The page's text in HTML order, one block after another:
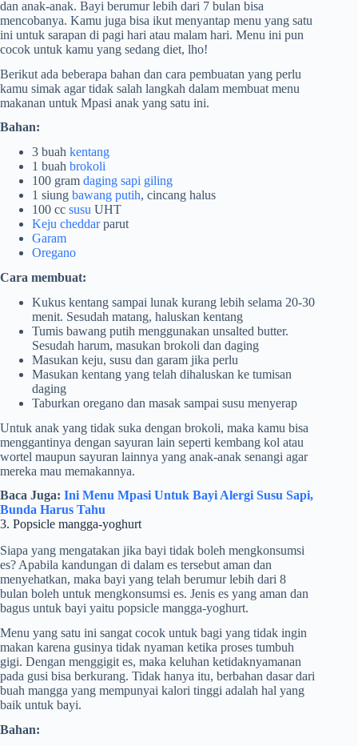
dan anak-anak. Bayi berumur lebih dari 7 bulan bisa
mencobanya. Kamu juga bisa ikut menyantap menu yang satu
ini untuk sarapan di pagi hari atau malam hari. Menu ini pun
cocok untuk kamu yang sedang diet, lho!
Berikut ada beberapa bahan dan cara pembuatan yang perlu
kamu simak agar tidak salah langkah dalam membuat menu
makanan untuk Mpasi anak yang satu ini.
Bahan:
3 buah kentang
1 buah brokoli
100 gram daging sapi giling
1 siung bawang putih, cincang halus
100 cc susu UHT
Keju cheddarparut
Garam
Oregano
Cara membuat:
Kukus kentang sampai lunak kurang lebih selama 20-30
menit. Sesudah matang, haluskan kentang
Tumis bawang putih menggunakan unsalted butter.
Sesudah harum, masukan brokoli dan daging
Masukan keju, susu dan garam jika perlu
Masukan kentang yang telah dihaluskan ke tumisan
daging
Taburkan oregano dan masak sampai susu menyerap
Untuk anak yang tidak suka dengan brokoli, maka kamu bisa
menggantinya dengan sayuran lain seperti kembang kol atau
wortel maupun sayuran lainnya yang anak-anak senangi agar
mereka mau memakannya.
Baca Juga: Ini Menu Mpasi Untuk Bayi Alergi Susu Sapi,
Bunda Harus Tahu
3. Popsicle mangga-yoghurt
Siapa yang mengatakan jika bayi tidak boleh mengkonsumsi
es? Apabila kandungan di dalam es tersebut aman dan
menyehatkan, maka bayi yang telah berumur lebih dari 8
bulan boleh untuk mengkonsumsi es. Jenis es yang aman dan
bagus untuk bayi yaitu popsicle mangga-yoghurt.
Menu yang satu ini sangat cocok untuk bagi yang tidak ingin
makan karena gusinya tidak nyaman ketika proses tumbuh
gigi. Dengan menggigit es, maka keluhan ketidaknyamanan
pada gusi bisa berkurang. Tidak hanya itu, berbahan dasar dari
buah mangga yang mempunyai kalori tinggi adalah hal yang
baik untuk bayi.
Bahan: